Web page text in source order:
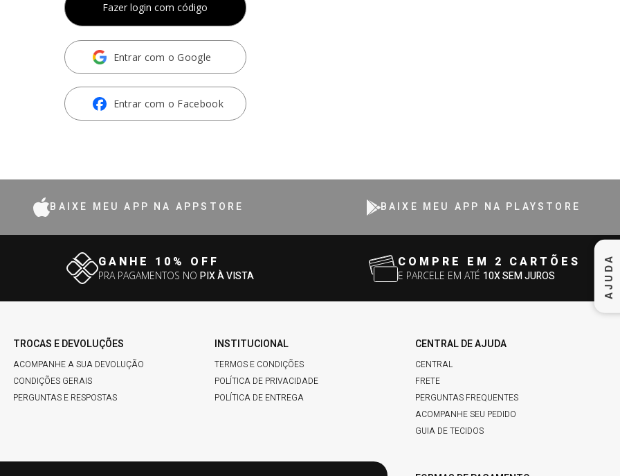
Fazer login com código
Entrar com o Google
Entrar com o Facebook
BAIXE MEU APP NA APPSTORE BAIXE MEU APP NA PLAYSTORE
GANHE 10% OFF
PRA PAGAMENTOS NO PIX À VISTA
COMPRE EM 2 CARTÕES
E PARCELE EM ATÉ 10X SEM JUROS
TROCAS E DEVOLUÇÕES
ACOMPANHE A SUA DEVOLUÇÃO
CONDIÇÕES GERAIS
PERGUNTAS E RESPOSTAS
INSTITUCIONAL
TERMOS E CONDIÇÕES
POLÍTICA DE PRIVACIDADE
POLÍTICA DE ENTREGA
CENTRAL DE AJUDA
CENTRAL
FRETE
PERGUNTAS FREQUENTES
ACOMPANHE SEU PEDIDO
GUIA DE TECIDOS
AJUDA